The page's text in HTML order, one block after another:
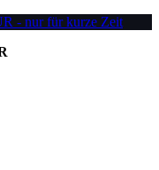
- nur für kurze Zeit